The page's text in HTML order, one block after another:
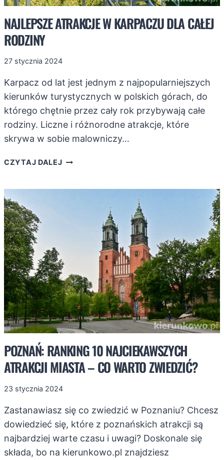
NAJLEPSZE ATRAKCJE W KARPACZU DLA CAŁEJ
RODZINY
27 stycznia 2024
Karpacz od lat jest jednym z najpopularniejszych
kierunków turystycznych w polskich górach, do
którego chętnie przez cały rok przybywają całe
rodziny. Liczne i różnorodne atrakcje, które
skrywa w sobie malowniczy…
CZYTAJ DALEJNAJLEPSZE
POZNAŃ: RANKING 10 NAJCIEKAWSZYCH
ATRAKCJI MIASTA – CO WARTO ZWIEDZIĆ?
23 stycznia 2024
Zastanawiasz się co zwiedzić w Poznaniu? Chcesz
dowiedzieć się, które z poznańskich atrakcji są
najbardziej warte czasu i uwagi? Doskonale się
składa, bo na kierunkowo.pl znajdziesz